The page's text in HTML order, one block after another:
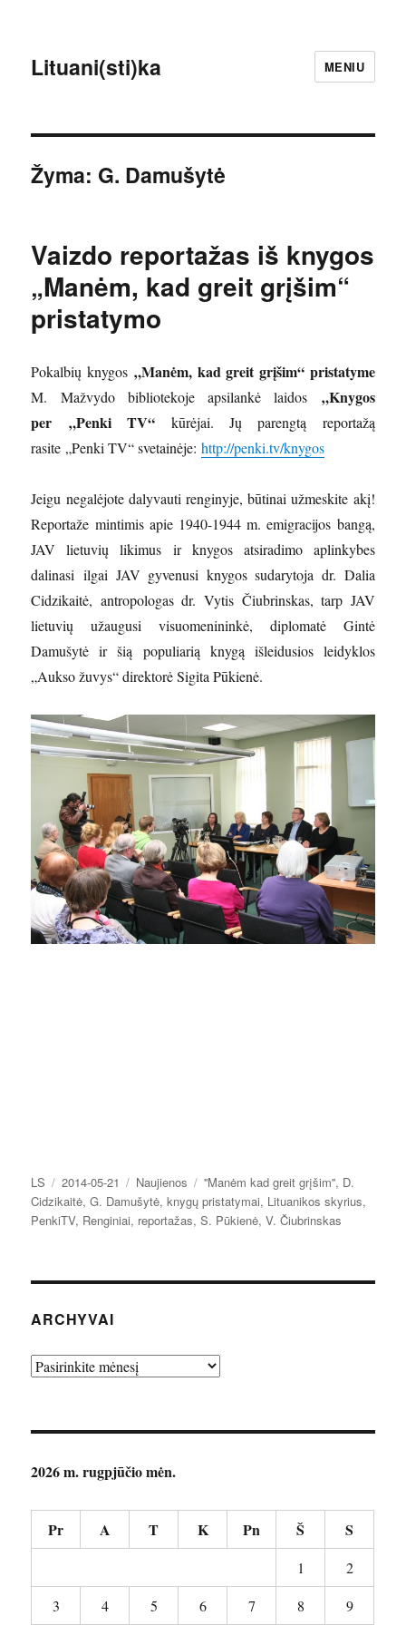
Lituani(sti)ka MENIU
Žyma: G. Damušytė
Vaizdo reportažas iš knygos
„Manėm, kad greit grįšim“
pristatymo
Pokalbių knygos „Manėm, kad greit grįšim“ pristatyme
M. Mažvydo bibliotekoje apsilankė laidos „Knygos
per „Penki TV“ kūrėjai. Jų parengtą reportažą
rasite „Penki TV“ svetainėje:http://penki.tv/knygos
Jeigu negalėjote dalyvauti renginyje, būtinai užmeskite akį!
Reportaže mintimis apie 1940-1944 m. emigracijos bangą,
JAV lietuvių likimus ir knygos atsiradimo aplinkybes
dalinasi ilgai JAV gyvenusi knygos sudarytoja dr. Dalia
Cidzikaitė, antropologas dr. Vytis Čiubrinskas, tarp JAV
lietuvių užaugusi visuomenininkė, diplomatė Gintė
Damušytė ir šią populiarią knygą išleidusios leidyklos
„Aukso žuvys“ direktorė Sigita Pūkienė.
Autorius
LS Paskelbta
2014-05-21 Kategorijos
Naujienos Žymos
''Manėm kad greit grįšim'', D.
Cidzikaitė,G. Damušytė,knygų pristatymai, Lituanikos skyrius,
PenkiTV, Renginiai, reportažas,S. Pūkienė,V. Čiubrinskas
ARCHYVAI
Archyvai
2026 m. rugpjūčio mėn.
Pr A T K Pn Š S
1
2
3
4 5 6 7 8
9